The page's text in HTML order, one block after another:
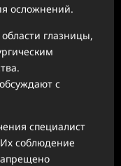
осложнений.
глазницы,
с
специалист
соблюдение